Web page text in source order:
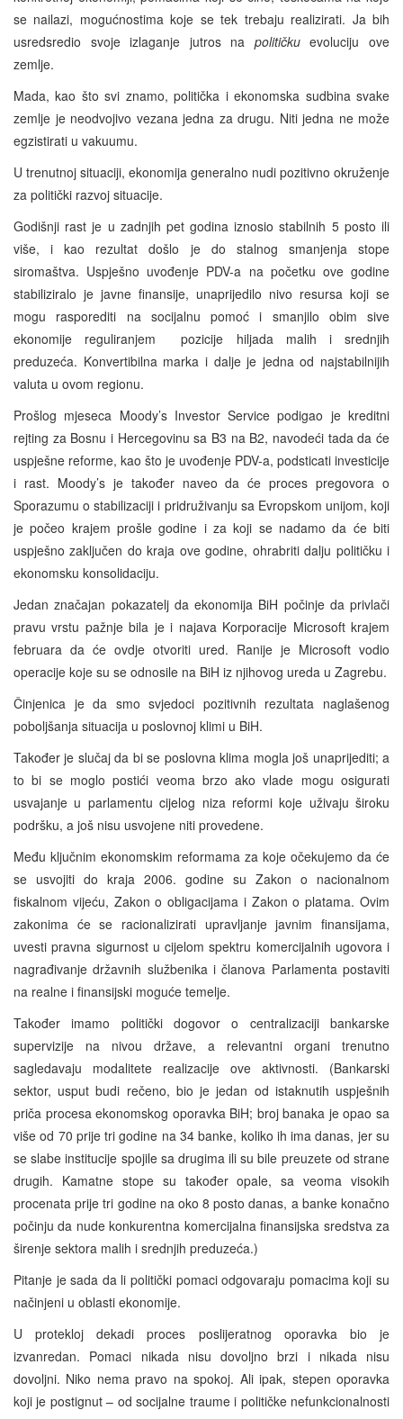
se nailazi, mogućnostima koje se tek trebaju realizirati. Ja bih
usredsredio svoje izlaganje jutros na političkuevoluciju ove
zemlje.
Mada, kao što svi znamo, politička i ekonomska sudbina svake
zemlje je neodvojivo vezana jedna za drugu. Niti jedna ne može
egzistirati u vakuumu.
U trenutnoj situaciji, ekonomija generalno nudi pozitivno okruženje
za politički razvoj situacije.
Godišnji rast je u zadnjih pet godina iznosio stabilnih 5 posto ili
više, i kao rezultat došlo je do stalnog smanjenja stope
siromaštva. Uspješno uvođenje PDV-a na početku ove godine
stabiliziralo je javne finansije, unaprijedilo nivo resursa koji se
mogu rasporediti na socijalnu pomoć i smanjilo obim sive
ekonomije reguliranjem pozicije hiljada malih i srednjih
preduzeća. Konvertibilna marka i dalje je jedna od najstabilnijih
valuta u ovom regionu.
Prošlog mjeseca Moody’s Investor Service podigao je kreditni
rejting za Bosnu i Hercegovinu sa B3 na B2, navodeći tada da će
uspješne reforme, kao što je uvođenje PDV-a, podsticati investicije
i rast. Moody’s je također naveo da će proces pregovora o
Sporazumu o stabilizaciji i pridruživanju sa Evropskom unijom, koji
je počeo krajem prošle godine i za koji se nadamo da će biti
uspješno zaključen do kraja ove godine, ohrabriti dalju političku i
ekonomsku konsolidaciju.
Jedan značajan pokazatelj da ekonomija BiH počinje da privlači
pravu vrstu pažnje bila je i najava Korporacije Microsoft krajem
februara da će ovdje otvoriti ured. Ranije je Microsoft vodio
operacije koje su se odnosile na BiH iz njihovog ureda u Zagrebu.
Činjenica je da smo svjedoci pozitivnih rezultata naglašenog
poboljšanja situacija u poslovnoj klimi u BiH.
Također je slučaj da bi se poslovna klima mogla još unaprijediti; a
to bi se moglo postići veoma brzo ako vlade mogu osigurati
usvajanje u parlamentu cijelog niza reformi koje uživaju široku
podršku, a još nisu usvojene niti provedene.
Među ključnim ekonomskim reformama za koje očekujemo da će
se usvojiti do kraja 2006. godine su Zakon o nacionalnom
fiskalnom vijeću, Zakon o obligacijama i Zakon o platama. Ovim
zakonima će se racionalizirati upravljanje javnim finansijama,
uvesti pravna sigurnost u cijelom spektru komercijalnih ugovora i
nagrađivanje državnih službenika i članova Parlamenta postaviti
na realne i finansijski moguće temelje.
Također imamo politički dogovor o centralizaciji bankarske
supervizije na nivou države, a relevantni organi trenutno
sagledavaju modalitete realizacije ove aktivnosti. (Bankarski
sektor, usput budi rečeno, bio je jedan od istaknutih uspješnih
priča procesa ekonomskog oporavka BiH; broj banaka je opao sa
više od 70 prije tri godine na 34 banke, koliko ih ima danas, jer su
se slabe institucije spojile sa drugima ili su bile preuzete od strane
drugih. Kamatne stope su također opale, sa veoma visokih
procenata prije tri godine na oko 8 posto danas, a banke konačno
počinju da nude konkurentna komercijalna finansijska sredstva za
širenje sektora malih i srednjih preduzeća.)
Pitanje je sada da li politički pomaci odgovaraju pomacima koji su
načinjeni u oblasti ekonomije.
U protekloj dekadi proces poslijeratnog oporavka bio je
izvanredan. Pomaci nikada nisu dovoljno brzi i nikada nisu
dovoljni. Niko nema pravo na spokoj. Ali ipak, stepen oporavka
koji je postignut – od socijalne traume i političke nefunkcionalnosti